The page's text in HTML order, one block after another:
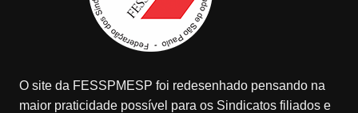
O site da FESSPMESP foi redesenhado pensando na
maior praticidade possível para os Sindicatos filiados e